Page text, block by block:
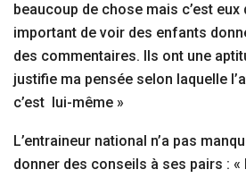
beaucoup de chose mais c’est eux
important de voir des enfants
des commentaires. Ils ont une
justifie ma pensée selon laquelle
c’est lui-même »
L’entraineur national n’a pas
donner des conseils à ses pairs :